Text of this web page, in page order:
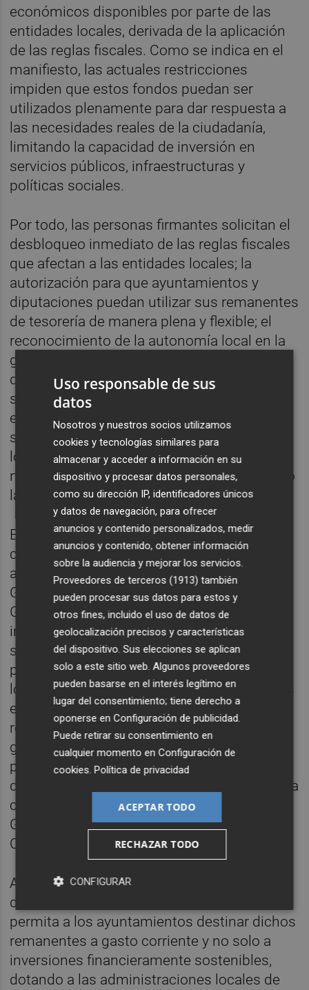
económicos disponibles por parte de las
entidades locales, derivada de la aplicación
de las reglas fiscales. Como se indica en el
manifiesto, las actuales restricciones
impiden que estos fondos puedan ser
utilizados plenamente para dar respuesta a
las necesidades reales de la ciudadanía,
limitando la capacidad de inversión en
servicios públicos, infraestructuras y
políticas sociales.
Por todo, las personas firmantes solicitan el
desbloqueo inmediato de las reglas fiscales
que afectan a las entidades locales; la
autorización para que ayuntamientos y
diputaciones puedan utilizar sus remanentes
de tesorería de manera plena y flexible; el
reconocimiento de la autonomía local en la
gestión de sus recursos económicos. Y es
que “permitir el uso de los remanentes
supondría impulsar inversiones necesarias
en los municipios, mejorar la calidad de los
servicios públicos, reactivar la economía
local y dar una respuesta más eficaz a las
necesidades de la ciudadanía”, ha subrayado
la presidenta de la Diputación.
En este punto, recordar que el último pleno
celebrado en la Diputación de Castellón
aprobó una moción impulsada por el
Gobierno Provincial con el fin de instar al
Gobierno de España a que, de manera
inmediata, apruebe un Real Decreto-ley que
suspenda o flexibilice la regla de gasto y el
principio de estabili­dad presupuestaria para
los ejercicios 2025 y 2026, permitiendo a las
entidades locales utilizar la totalidad de sus
remanentes de tesorería para gastos
generales, sin las restricciones actuales,
para paliar las consecuencias económicas
del conflicto en Irán. La moción fue aprobada
con los votos del Gobierno Provincial y el
Grupo Socialista, la abstención de
Compromís y el voto en contra de Vox.
Al igual que el manifiesto firmado, a través
de la moción también se solicita que se
permita a los ayuntamientos destinar dichos
remanentes a gasto corriente y no solo a
inversiones financieramente sostenibles,
dotando a las ad­ministraciones locales de
Uso responsable de sus
datos
Nosotros y nuestros socios utilizamos
cookies y tecnologías similares para
almacenar y acceder a información en su
dispositivo y procesar datos personales,
como su dirección IP, identificadores únicos
y datos de navegación, para ofrecer
anuncios y contenido personalizados, medir
anuncios y contenido, obtener información
sobre la audiencia y mejorar los servicios.
Proveedores de terceros (1913) también
pueden procesar sus datos para estos y
otros fines, incluido el uso de datos de
geolocalización precisos y características
del dispositivo. Sus elecciones se aplican
solo a este sitio web. Algunos proveedores
pueden basarse en el interés legítimo en
lugar del consentimiento; tiene derecho a
oponerse enConfiguración de publicidad
Puede retirar su consentimiento en
cualquier momento enConfiguración de
cookies .Política de privacidad
ACEPTAR TODO
RECHAZAR TODO
CONFIGURAR